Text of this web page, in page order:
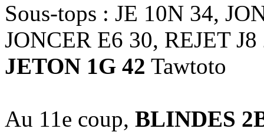
Sous-tops : JE 10N 34,
JONCER E6 30, REJET J8
JETON 1G 42 Tawtoto
Au 11e coup, BLINDES